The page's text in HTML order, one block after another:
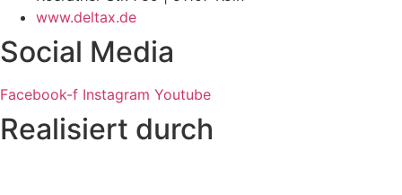
www.deltax.de
Social Media
Facebook-f Instagram Youtube
Realisiert durch